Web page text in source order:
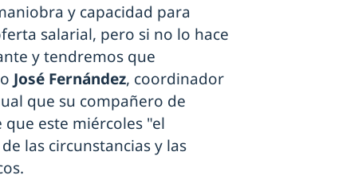
y capacidad para
salarial, pero si no lo hace
y tendremos que
José Fernández, coordinador
que su compañero de
este miércoles "el
las circunstancias y las